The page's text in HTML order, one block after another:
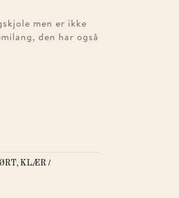
men er ikke
den har også
, KLÆR